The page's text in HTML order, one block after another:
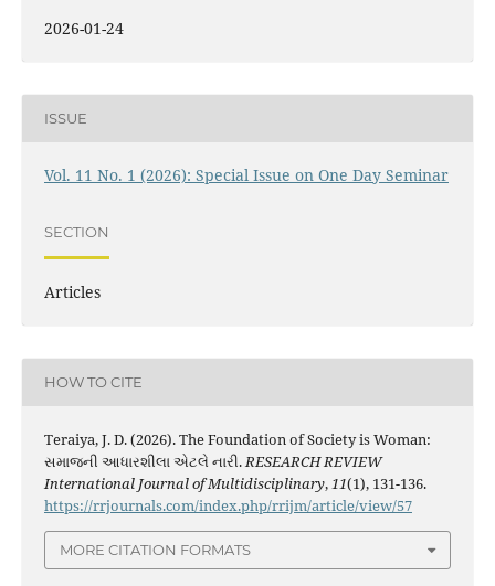
2026-01-24
ISSUE
Vol. 11 No. 1 (2026): Special Issue on One Day Seminar
SECTION
Articles
HOW TO CITE
Teraiya, J. D. (2026). The Foundation of Society is Woman:
સમાજની આધારશીલા એટલે નારી.RESEARCH REVIEW
International Journal of Multidisciplinary,11(1), 131-136.
https://rrjournals.com/index.php/rrijm/article/view/57
MORE CITATION FORMATS